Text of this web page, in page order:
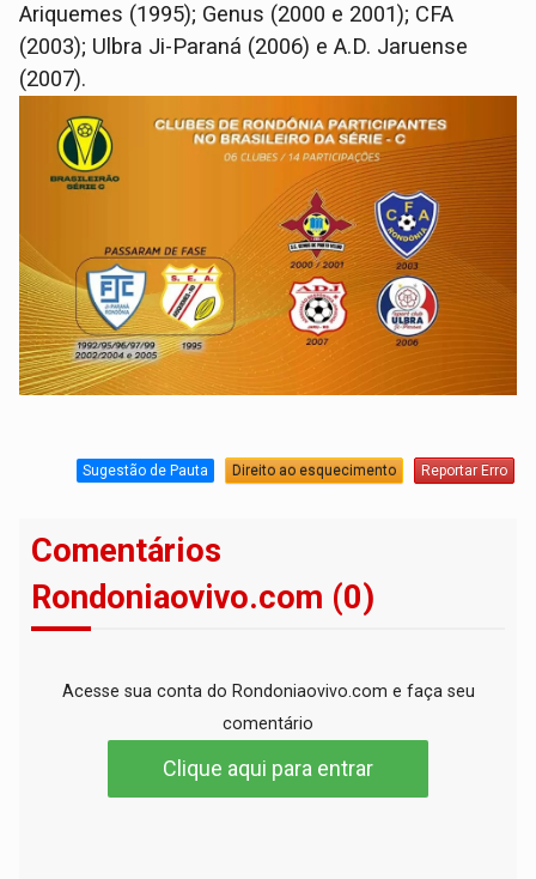
Ariquemes (1995); Genus (2000 e 2001); CFA
(2003); Ulbra Ji-Paraná (2006) e A.D. Jaruense
(2007).
Sugestão de Pauta Direito ao esquecimento Reportar Erro
Comentários
Rondoniaovivo.com (0)
Acesse sua conta do Rondoniaovivo.com e faça seu
comentário
Clique aqui para entrar